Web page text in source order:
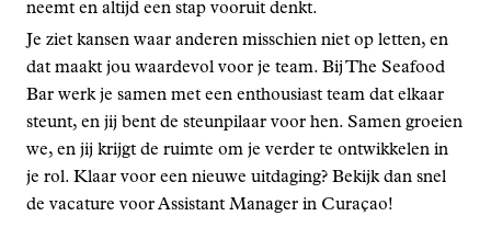
neemt en altijd een stap vooruit denkt.
Je ziet kansen waar anderen misschien niet op letten, en
dat maakt jou waardevol voor je team. Bij The Seafood
Bar werk je samen met een enthousiast team dat elkaar
steunt, en jij bent de steunpilaar voor hen. Samen groeien
we, en jij krijgt de ruimte om je verder te ontwikkelen in
je rol. Klaar voor een nieuwe uitdaging? Bekijk dan snel
de vacature voor Assistant Manager in Curaçao!